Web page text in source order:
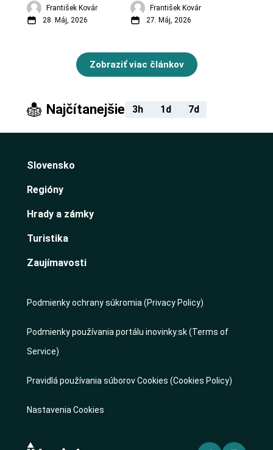
František Kovár
28. Máj, 2026
František Kovár
27. Máj, 2026
Zobraziť viac článkov
Najčítanejšie 3h 1d 7d
Slovensko
Regióny
Hrady a zámky
Turistika
Zaujímavosti
Podmienky ochrany súkromia (Privacy Policy)
Podmienky používania portálu inovinky.sk (Terms of
Service)
Pravidlá používania súborov Cookies (Cookies Policy)
Nastavenia Cookies